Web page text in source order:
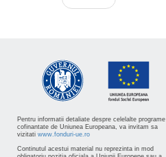
Pentru informatii detaliate despre celelalte programe
cofinantate de Uniunea Europeana, va invitam sa
vizitati www.fonduri-ue.ro
Continutul acestui material nu reprezinta in mod